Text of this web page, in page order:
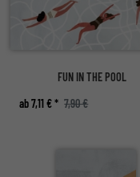
FUN IN THE POOL
ab 7,11 € * 7,90 €